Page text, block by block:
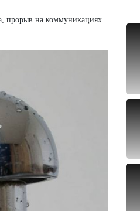
прорыв на коммуникациях